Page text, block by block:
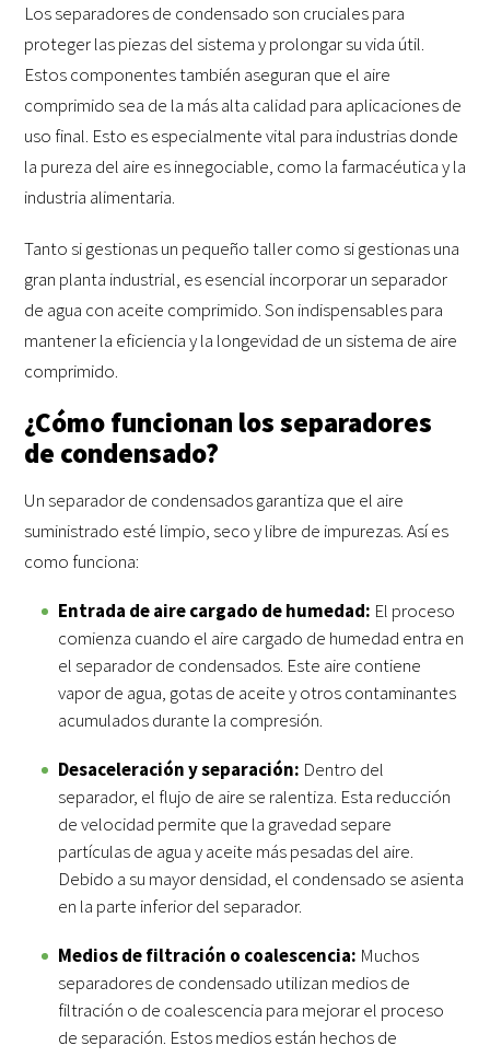
Los separadores de condensado son cruciales para
proteger las piezas del sistema y prolongar su vida útil.
Estos componentes también aseguran que el aire
comprimido sea de la más alta calidad para aplicaciones de
uso final. Esto es especialmente vital para industrias donde
la pureza del aire es innegociable, como la farmacéutica y la
industria alimentaria.
Tanto si gestionas un pequeño taller como si gestionas una
gran planta industrial, es esencial incorporar un separador
de agua con aceite comprimido. Son indispensables para
mantener la eficiencia y la longevidad de un sistema de aire
comprimido.
¿Cómo funcionan los separadores
de condensado?
Un separador de condensados garantiza que el aire
suministrado esté limpio, seco y libre de impurezas. Así es
como funciona:
Entrada de aire cargado de humedad: El proceso
comienza cuando el aire cargado de humedad entra en
el separador de condensados. Este aire contiene
vapor de agua, gotas de aceite y otros contaminantes
acumulados durante la compresión.
Desaceleración y separación: Dentro del
separador, el flujo de aire se ralentiza. Esta reducción
de velocidad permite que la gravedad separe
partículas de agua y aceite más pesadas del aire.
Debido a su mayor densidad, el condensado se asienta
en la parte inferior del separador.
Medios de filtración o coalescencia: Muchos
separadores de condensado utilizan medios de
filtración o de coalescencia para mejorar el proceso
de separación. Estos medios están hechos de